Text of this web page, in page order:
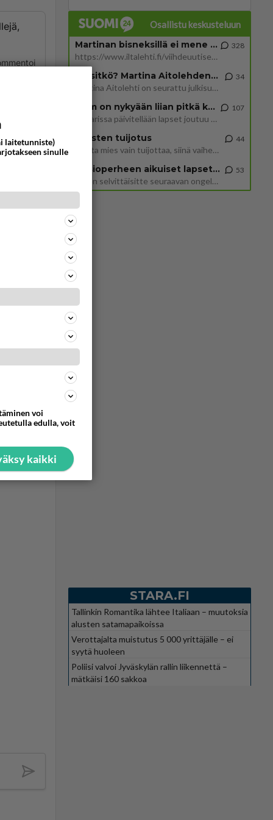
Osallistu keskusteluun
Martinan bisneksillä ei mene hyvin
https://www.iltalehti.fi/viihdeuutiset/a/c46da6ab-340f-4790-aaa7-0865eed2336 Yrityksen konkurssihakemus on tullut kärä
328
Tiesitkö? Martina Aitolehden isäpuoli on tämä suosittu laulaja
Martina Aitolehti on seurattu julkisuuden henkilö. Lähipiiriin mahtuu muitakin tunnettuja henkilöitä. Tiesitkö, että Ma
34
2 km on nykyään liian pitkä koulumatka
Hesarissa päivitellään lapset joutuu nyt kulkemaan 2 km kouluun jösses. Ruostefillarilla tuo matka menee vaikka miten äk
107
Miesten tuijotus
Mutta mies vain tuijottaa, siinä vaiheessa käännän itse pään pois. Mikä juttu? Yleensä jos joku tuijottaa tai katsoo, hä
44
Uusioperheen aikuiset lapset tyhjentää jääkaapin käydessään
Miten selvittäisitte seuraavan ongelman, meillä on uusioperhe, minulla teini-ikäiset lapset ja puolisolla aikuiset, jotk
53
STARA.FI
Tallinkin Romantika lähtee Italiaan – muutoksia
alusten satamapaikoissa
Verottajalta muistutus 5 000 yrittäjälle – ei
syytä huoleen
Poliisi valvoi Jyväskylän rallin liikennettä –
mätkäisi 160 sakkoa
laitetunniste)
sinulle
voi
edulla, voit
kaikki